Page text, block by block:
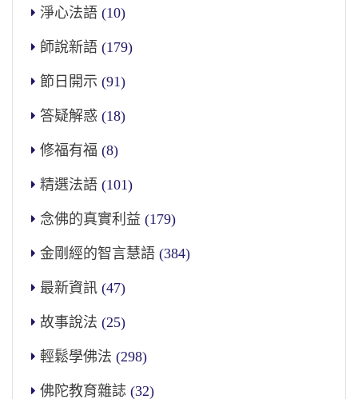
淨心法語 (10)
師說新語 (179)
節日開示 (91)
答疑解惑 (18)
修福有福 (8)
精選法語 (101)
念佛的真實利益 (179)
金剛經的智言慧語 (384)
最新資訊 (47)
故事說法 (25)
輕鬆學佛法 (298)
佛陀教育雜誌 (32)